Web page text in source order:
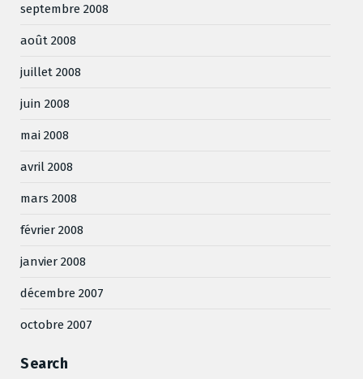
septembre 2008
août 2008
juillet 2008
juin 2008
mai 2008
avril 2008
mars 2008
février 2008
janvier 2008
décembre 2007
octobre 2007
Search